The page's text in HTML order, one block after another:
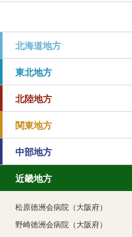
北海道地方
東北地方
北陸地方
関東地方
中部地方
近畿地方
松原徳洲会病院（大阪府）
野崎徳洲会病院（大阪府）